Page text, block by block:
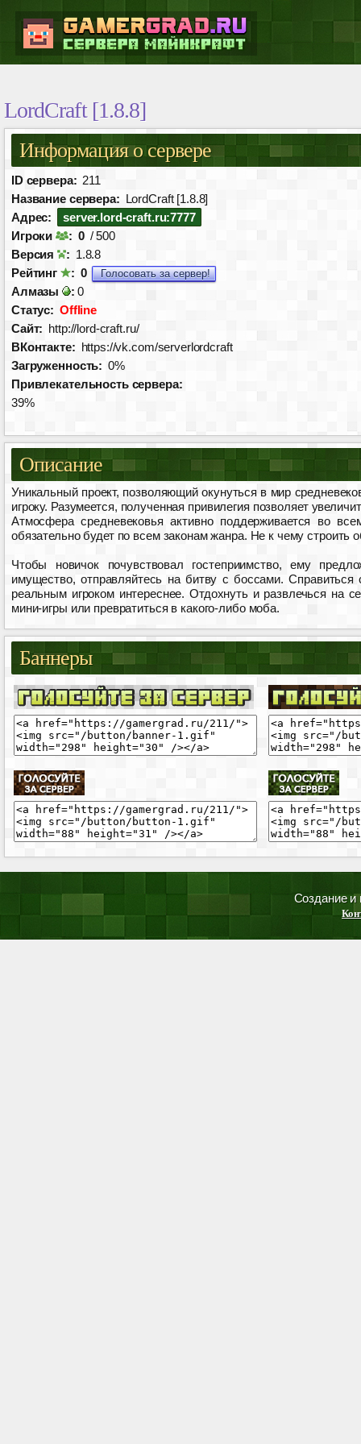
LordCraft [1.8.8]
Информация о сервере
ID сервера: 211
Название сервера: LordCraft [1.8.8]
Адрес:
server.lord-craft.ru:7777
Игроки
: 0 / 500
Версия
: 1.8.8
Рейтинг
: 0 Голосовать за сервер!
Алмазы : 0
Статус: Offline
Сайт: http://lord-craft.ru/
ВКонтакте: https://vk.com/serverlordcraft
Загруженность: 0%
Привлекательность сервера:
39%
Описание
Уникальный проект, позволяющий окунуться в мир
игроку. Разумеется, полученная привилегия позволяет
Атмосфера средневековья активно поддерживается во
обязательно будет по всем законам жанра. Не к чему
Чтобы новичок почувствовал гостеприимство, ему
имущество, отправляйтесь на битву с боссами.
реальным игроком интереснее. Отдохнуть и развлечься на
мини-игры или превратиться в какого-либо моба.
Баннеры
Создание и